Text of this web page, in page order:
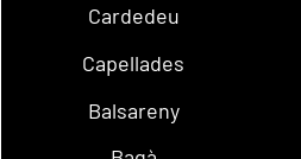
Cardedeu
Capellades
Balsareny